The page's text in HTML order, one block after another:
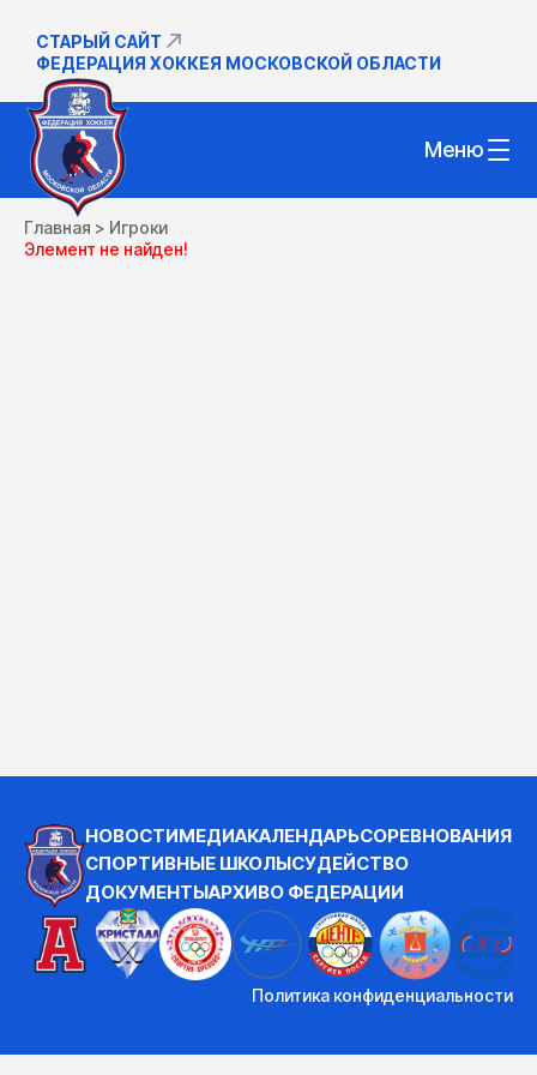
СТАРЫЙ САЙТ
ФЕДЕРАЦИЯ ХОККЕЯ МОСКОВСКОЙ ОБЛАСТИ
Меню
Главная > Игроки
Элемент не найден!
НОВОСТИМЕДИАКАЛЕНДАРЬСОРЕВНОВАНИЯ
СПОРТИВНЫЕ ШКОЛЫСУДЕЙСТВО
ДОКУМЕНТЫАРХИВО ФЕДЕРАЦИИ
Политика конфиденциальности